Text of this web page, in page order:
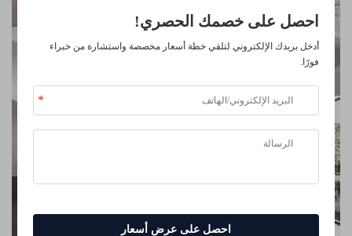
احصل على خصمك الحصري!
أدخل بريدك الإلكتروني لتلقي خطة أسعار مخصصة واستشارة من خبراء
فورًا.
احصل على عرض أسعار